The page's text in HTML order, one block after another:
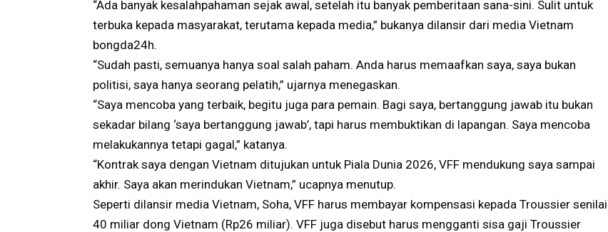
“Ada banyak kesalahpahaman sejak awal, setelah itu banyak pemberitaan sana-sini. Sulit untuk
terbuka kepada masyarakat, terutama kepada media,” bukanya dilansir dari media Vietnam
bongda24h.
“Sudah pasti, semuanya hanya soal salah paham. Anda harus memaafkan saya, saya bukan
politisi, saya hanya seorang pelatih,” ujarnya menegaskan.
“Saya mencoba yang terbaik, begitu juga para pemain. Bagi saya, bertanggung jawab itu bukan
sekadar bilang ‘saya bertanggung jawab’, tapi harus membuktikan di lapangan. Saya mencoba
melakukannya tetapi gagal,” katanya.
“Kontrak saya dengan Vietnam ditujukan untuk Piala Dunia 2026, VFF mendukung saya sampai
akhir. Saya akan merindukan Vietnam,” ucapnya menutup.
Seperti dilansir media Vietnam, Soha, VFF harus membayar kompensasi kepada Troussier senilai
40 miliar dong Vietnam (Rp26 miliar). VFF juga disebut harus mengganti sisa gaji Troussier